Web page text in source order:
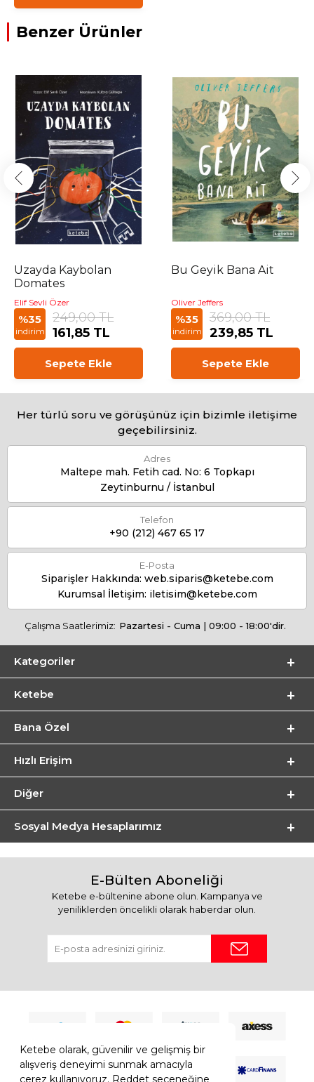
Ketebe olarak, güvenilir ve gelişmiş bir
alışveriş deneyimi sunmak amacıyla
Benzer Ürünler
Uzayda Kaybolan
Domates
Elif Sevli Özer
%35
indirim
249,00 TL
161,85 TL
Sepete Ekle
Bu Geyik Bana Ait
Oliver Jeffers
%35
indirim
369,00 TL
239,85 TL
Sepete Ekle
Her türlü soru ve görüşünüz için bizimle iletişime
geçebilirsiniz.
Adres
Maltepe mah. Fetih cad. No: 6 Topkapı
Zeytinburnu / İstanbul
Telefon
+90 (212) 467 65 17
E-Posta
Siparişler Hakkında: web.siparis@ketebe.com
Kurumsal İletişim: iletisim@ketebe.com
Çalışma Saatlerimiz: Pazartesi - Cuma | 09:00 - 18:00'dir.
Kategoriler
Ketebe
Bana Özel
Hızlı Erişim
Diğer
Sosyal Medya Hesaplarımız
E-Bülten Aboneliği
Ketebe e-bültenine abone olun. Kampanya ve
yeniliklerden öncelikli olarak haberdar olun.